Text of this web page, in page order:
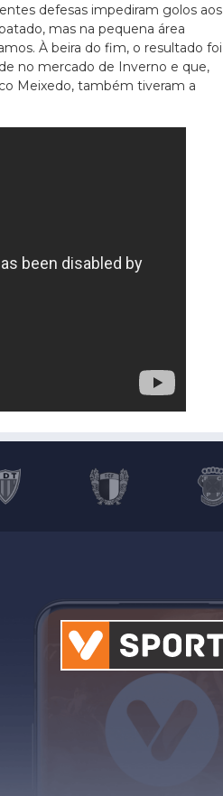
defesas impediram golos aos
mas na pequena área
À beira do fim, o resultado foi
no mercado de Inverno e que,
Meixedo, também tiveram a